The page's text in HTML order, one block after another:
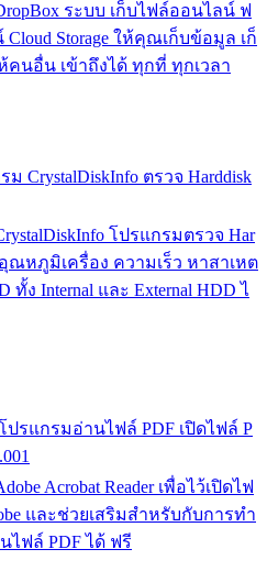
ระบบ เก็บไฟล์ออนไลน์ ฟ
Storage ให้คุณเก็บข้อมูล เก็
คนอื่น เข้าถึงได้ ทุกที่ ทุกเวลา
ม CrystalDiskInfo ตรวจ Harddisk
โปรแกรมตรวจ Har
ณหภูมิเครื่อง ความเร็ว หาสาเหต
ง Internal และ External HDD ไ
โปรแกรมอ่านไฟล์ PDF เปิดไฟล์ P
Acrobat Reader เพื่อไว้เปิดไฟ
และช่วยเสริมสำหรับกับการทำ
ไฟล์ PDF ได้ ฟรี